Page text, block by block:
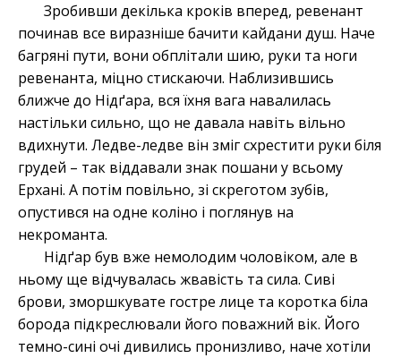
Зробивши декілька кроків вперед, ревенант
починав все виразніше бачити кайдани душ. Наче
багряні пути, вони обплітали шию, руки та ноги
ревенанта, міцно стискаючи. Наблизившись
ближче до Нідґара, вся їхня вага навалилась
настільки сильно, що не давала навіть вільно
вдихнути. Ледве-ледве він зміг схрестити руки біля
грудей – так віддавали знак пошани у всьому
Ерхані. А потім повільно, зі скреготом зубів,
опустився на одне коліно і поглянув на
некроманта.
Нідґар був вже немолодим чоловіком, але в
ньому ще відчувалась жвавість та сила. Сиві
брови, зморшкувате гостре лице та коротка біла
борода підкреслювали його поважний вік. Його
темно-сині очі дивились пронизливо, наче хотіли